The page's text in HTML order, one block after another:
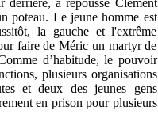
derrière, a repoussé Clément
poteau. Le jeune homme est
la gauche et l'extrême
faire de Méric un martyr de
d’habitude, le pouvoir
plusieurs organisations
et deux des jeunes gens
en prison pour plusieurs